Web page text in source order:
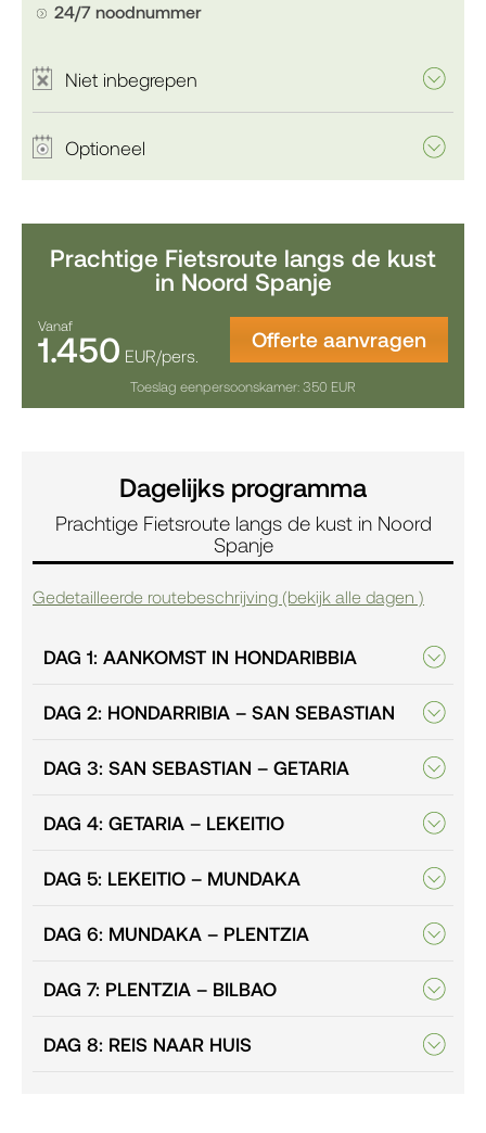
24/7 noodnummer
Niet inbegrepen
Optioneel
Prachtige Fietsroute langs de kust
in Noord Spanje
Vanaf
1.450 EUR/pers.
Offerte aanvragen
Toeslag eenpersoonskamer: 350 EUR
Dagelijks programma
Prachtige Fietsroute langs de kust in Noord
Spanje
Gedetailleerde routebeschrijving (bekijk alle dagen )
DAG 1: AANKOMST IN HONDARIBBIA
DAG 2: HONDARRIBIA – SAN SEBASTIAN
DAG 3: SAN SEBASTIAN – GETARIA
DAG 4: GETARIA – LEKEITIO
DAG 5: LEKEITIO – MUNDAKA
DAG 6: MUNDAKA – PLENTZIA
DAG 7: PLENTZIA – BILBAO
DAG 8: REIS NAAR HUIS